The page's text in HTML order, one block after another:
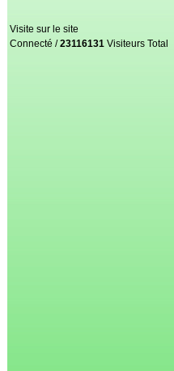
Visite sur le site
Connecté /23116131Visiteurs Total